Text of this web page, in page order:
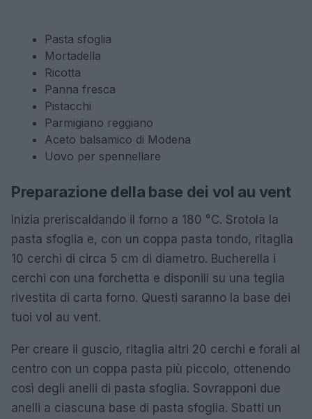
Pasta sfoglia
Mortadella
Ricotta
Panna fresca
Pistacchi
Parmigiano reggiano
Aceto balsamico di Modena
Uovo per spennellare
Preparazione della base dei vol au vent
Inizia preriscaldando il forno a 180 °C. Srotola la
pasta sfoglia e, con un coppa pasta tondo, ritaglia
10 cerchi di circa 5 cm di diametro. Bucherella i
cerchi con una forchetta e disponili su una teglia
rivestita di carta forno. Questi saranno la base dei
tuoi vol au vent.
Per creare il guscio, ritaglia altri 20 cerchi e forali al
centro con un coppa pasta più piccolo, ottenendo
così degli anelli di pasta sfoglia. Sovrapponi due
anelli a ciascuna base di pasta sfoglia. Sbatti un